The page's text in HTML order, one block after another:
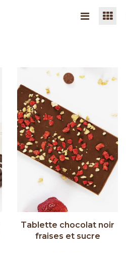
Tablette chocolat noir
fraises et sucre